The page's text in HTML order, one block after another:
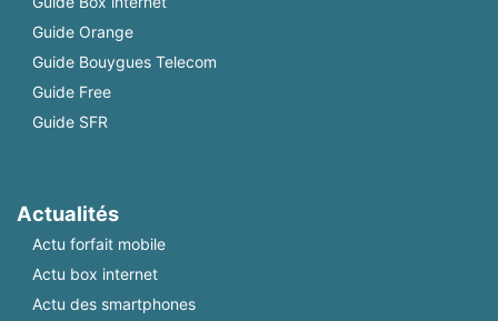
Guide Orange
Guide Bouygues Telecom
Guide Free
Guide SFR
Actualités
Actu forfait mobile
Actu box internet
Actu des smartphones